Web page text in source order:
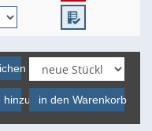
hinzufügenin den Warenkorb